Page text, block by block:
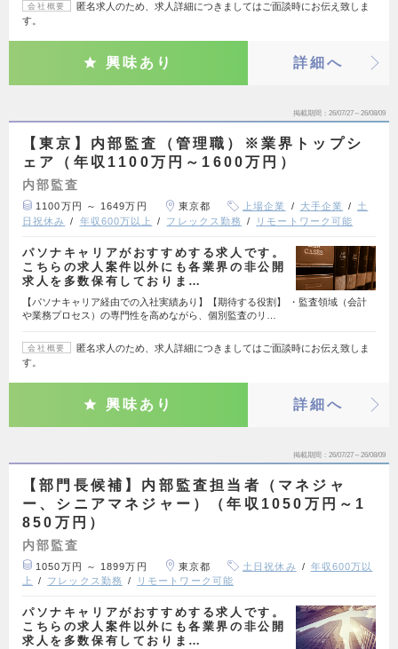
会社概要
匿名求人のため、求人詳細につきましてはご面談時にお伝え致しま
す。
興味あり 詳細へ
掲載期間 26/07/27～26/08/09
【東京】内部監査（管理職）※業界トップシ
ェア（年収1100万円～1600万円）
内部監査
1100万円 ～ 1649万円 東京都 上場企業 大手企業
土
日祝休み
年収600万以上 フレックス勤務 リモートワーク可能
パソナキャリアがおすすめする求人です。
こちらの求人案件以外にも各業界の非公開
求人を多数保有しておりま…
【パソナキャリア経由での入社実績あり】【期待する役割】 ・監査領域（会計
や業務プロセス）の専門性を高めながら、個別監査のリ…
会社概要
匿名求人のため、求人詳細につきましてはご面談時にお伝え致しま
す。
興味あり 詳細へ
掲載期間 26/07/27～26/08/09
【部門長候補】内部監査担当者（マネジャ
ー、シニアマネジャー）（年収1050万円～1
850万円）
内部監査
1050万円 ～ 1899万円 東京都 土日祝休み
年収600万以
上
フレックス勤務 リモートワーク可能
パソナキャリアがおすすめする求人です。
こちらの求人案件以外にも各業界の非公開
求人を多数保有しておりま…